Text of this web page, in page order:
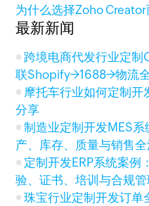
为什么选择Zoho Creator
最新新闻
跨境电商代发行业定
联Shopify→1688→物流
摩托车行业如何定制开
分享
制造业定制开发MES
产、库存、质量与销售全
定制开发ERP系统案例
验、证书、培训与合规管
珠宝行业定制开发订单